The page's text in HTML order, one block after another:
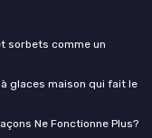
sorbets comme un
glaces maison qui fait le
Ne Fonctionne Plus?